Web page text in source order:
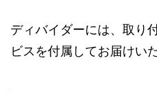
ディバイダーには、取り
ビスを付属してお届けい